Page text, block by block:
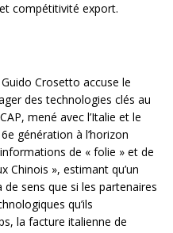
compétitivité export.
Crosetto accuse le
des technologies clés au
mené avec l’Italie et le
génération à l’horizon
de « folie » et de
Chinois », estimant qu’un
sens que si les partenaires
qu’ils
la facture italienne de